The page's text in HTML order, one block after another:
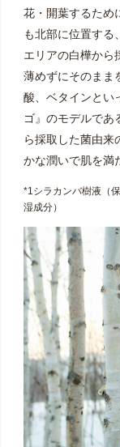
花・開葉するため
も北部に位置する
エリアの白樺から
薄めずにそのまま
酸、ベタインとい
ゴ』のモデルであ
ら採取した菌由来
かな潤いで肌を満
*1シラカンバ樹液（
湿成分）